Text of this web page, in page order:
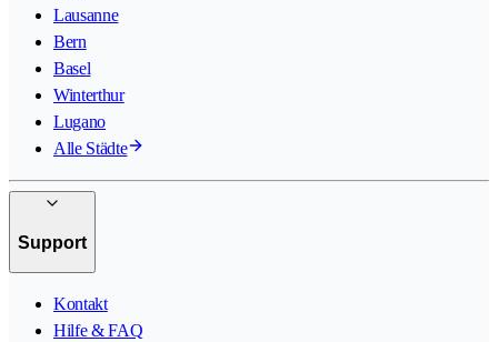
Lausanne
Bern
Basel
Winterthur
Lugano
Alle Städte
Support
Kontakt
Hilfe & FAQ